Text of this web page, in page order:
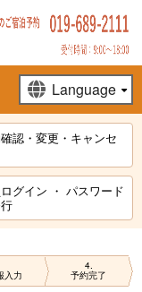
認・変更・キャンセ
グイン ・ パスワード
入力
4
予約完了